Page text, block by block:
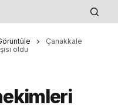
Çanakkale
oldu